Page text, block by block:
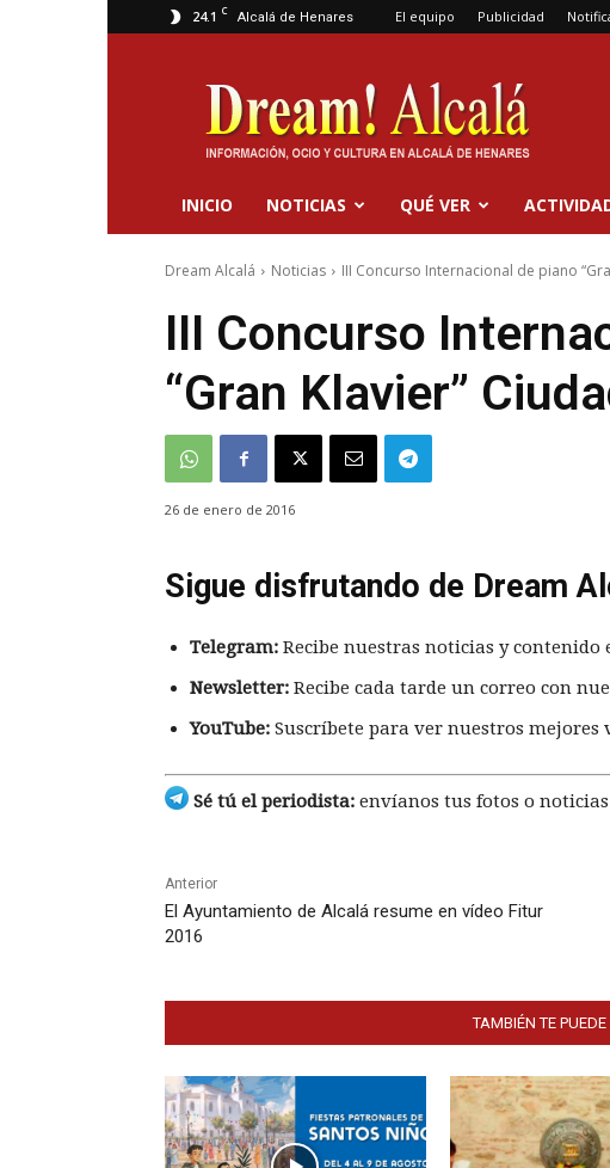
24.1 C Alcalá de Henares El equipo Publicidad
Dream
Alcalá
INICIO NOTICIAS QUÉ VER
Dream Alcalá Noticias III Concurso Internacional de piano
III Concurso
“Gran Klavier”
26 de enero de 2016
Sigue disfrutando de Dream
Telegram: Recibe nuestras noticias y contenido
Newsletter: Recibe cada tarde un correo con
YouTube: Suscríbete para ver nuestros mejores
Sé tú el periodista: envíanos tus fotos o noticias
Anterior
El Ayuntamiento de Alcalá resume en vídeo Fitur
2016
TAMBIÉN TE PUEDE